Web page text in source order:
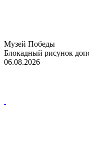
Музей Победы
Блокадный рисунок
06.08.2026